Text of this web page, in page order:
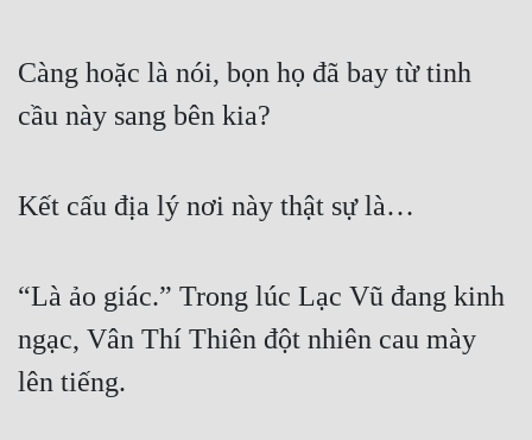
Triều Đấu
Trọng Sinh
Tu Tiên
Tội Phạm
Vô Địch
Càng hoặc là nói, bọn họ đã bay từ tinh
cầu này sang bên kia?
Kết cấu địa lý nơi này thật sự là…
“Là ảo giác.” Trong lúc Lạc Vũ đang kinh
ngạc, Vân Thí Thiên đột nhiên cau mày
lên tiếng.